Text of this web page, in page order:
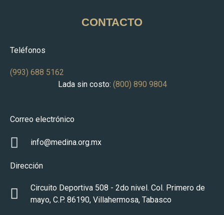
CONTACTO
Teléfonos
(993) 688 5162
Lada sin costo: (800) 890 9804
Correo electrónico
info@medina.org.mx
Dirección
Circuito Deportiva 508 - 2do nivel. Col. Primero de
mayo, C.P. 86190, Villahermosa, Tabasco